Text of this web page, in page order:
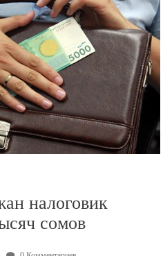
налоговик
сомов